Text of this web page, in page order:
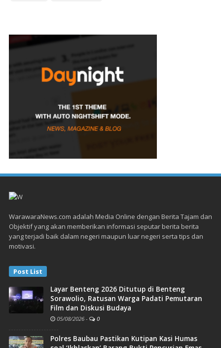
WarawaraNews.com adalah Media Online dengan Berita Tajam dan
Objektif yang akan memberikan informasi seputar berita berita
yang terjadi baik dalam negeri maupun luar negeri serta tips dan
motivasi.
Post List
Layar Benteng 2026 Ditutup di Benteng
Sorawolio, Ratusan Warga Padati Pemutaran
Film dan Diskusi Budaya
05/08/2026 - 0
Polres Baubau Pastikan Kutipan Kasi Humas